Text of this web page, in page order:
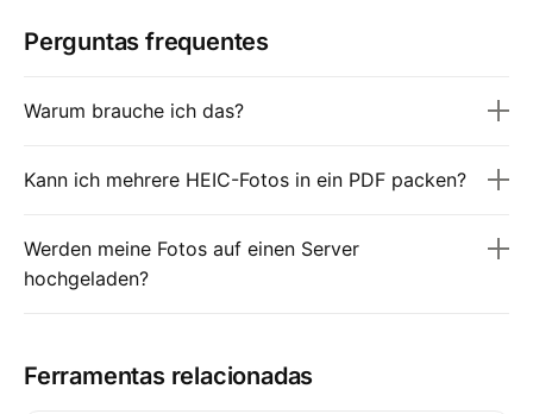
Perguntas frequentes
Warum brauche ich das?
Kann ich mehrere HEIC-Fotos in ein PDF packen?
Werden meine Fotos auf einen Server
hochgeladen?
Ferramentas relacionadas